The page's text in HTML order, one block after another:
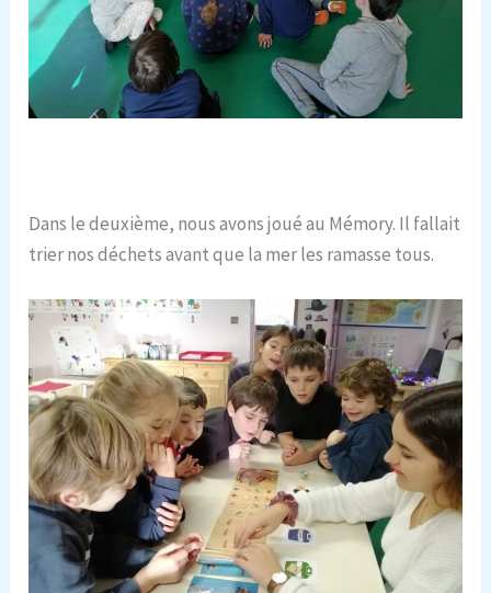
Dans le deuxième, nous avons joué au Mémory. Il fallait
trier nos déchets avant que la mer les ramasse tous.